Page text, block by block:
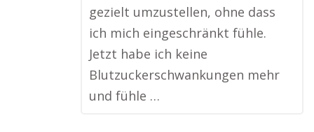
gezielt umzustellen, ohne dass
ich mich eingeschränkt fühle.
Jetzt habe ich keine
Blutzuckerschwankungen mehr
und fühle …